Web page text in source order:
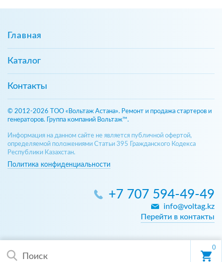
0
Главная
Каталог
Контакты
© 2012-2026 ТОО «Вольтаж Астана». Ремонт и продажа стартеров и
генераторов. Группа компаний Вольтаж™.
Информация на данном сайте не является публичной офертой,
определяемой положениями Статьи 395 Гражданского Кодекса
Республики Казахстан.
Политика конфиденциальности
+7 707 594-49-49
info@voltag.kz
Перейти в контакты